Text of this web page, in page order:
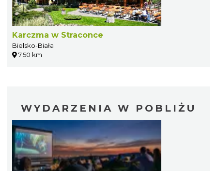
Karczma w Straconce
Bielsko-Biała
7.50 km
WYDARZENIA W POBLIŻU